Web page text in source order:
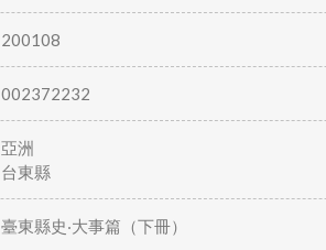
200108
002372232
亞洲
台東縣
臺東縣史‧大事篇（下冊）